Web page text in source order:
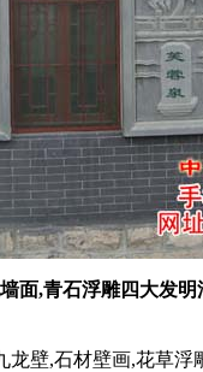
面,青石浮雕四大发
壁,石材壁画,花草